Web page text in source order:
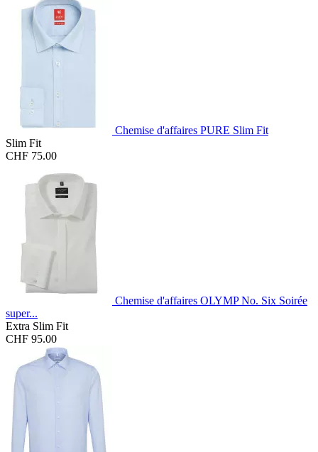
Chemise d'affaires PURE Slim Fit
Slim Fit
CHF 75.00
Chemise d'affaires OLYMP No. Six Soirée
super...
Extra Slim Fit
CHF 95.00